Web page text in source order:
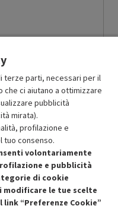
prodotto nuovo.
terze parti, necessari per il
che ci aiutano a ottimizzare
pubblicità
mirata).
profilazione e
tuo consenso.
volontariamente
e pubblicità
di cookie
modificare le tue scelte
“Preferenze Cookie”